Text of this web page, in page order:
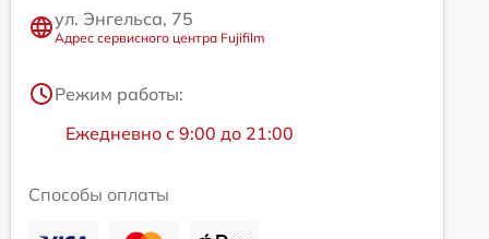
ул. Энгельса, 75
Адрес сервисного центра Fujifilm
Режим работы:
Ежедневно с 9:00 до 21:00
Способы оплаты